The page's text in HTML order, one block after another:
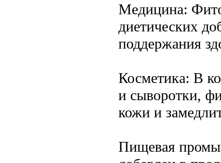
Медицина:
диетических
поддержания
Косметика: В
и сыворотки,
кожи и
Пищевая